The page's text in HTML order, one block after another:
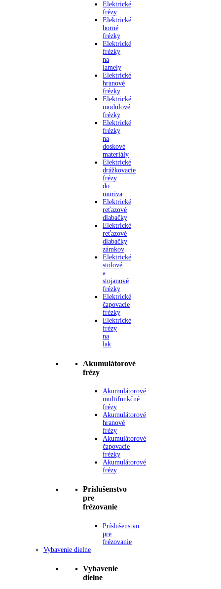
Elektrické
frézy
Elektrické
horné
frézky
Elektrické
frézky
na
lamely
Elektrické
hranové
frézky
Elektrické
modulové
frézky
Elektrické
frézky
na
doskové
materiály
Elektrické
drážkovacie
frézy
do
muriva
Elektrické
reťazové
dlabačky
Elektrické
reťazové
dlabačky
zámkov
Elektrické
stolové
a
stojanové
frézky
Elektrické
čapovacie
frézky
Elektrické
frézy
na
lak
Akumulátorové
frézy
Akumulátorové
multifunkčné
frézy
Akumulátorové
hranové
frézy
Akumulátorové
čapovacie
frézky
Akumulátorové
frézy
Príslušenstvo
pre
frézovanie
Príslušenstvo
pre
frézovanie
Vybavenie dielne
Vybavenie
dielne